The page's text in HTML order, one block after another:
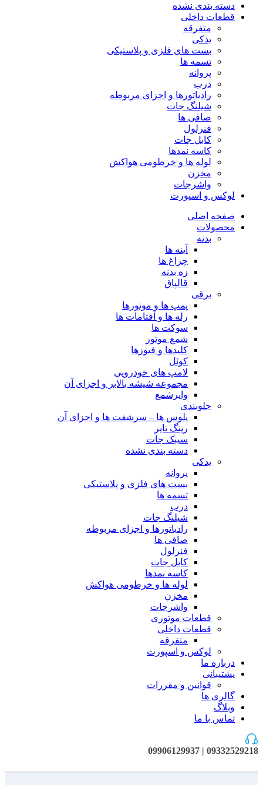
دسته بندی نشده
قطعات داخلی
متفرقه
یدکی
بست های فلزی و پلاستیکی
تسمه ها
پروانه
درب
رادیاتورها و اجزای مربوطه
شیلنگ جات
صافی ها
فنرلول
کابل جات
کاسه نمدها
لوله ها و خرطومی هواکش
مخزن
واشرجات
لوکس و اسپورت
صفحه اصلی
محصولات
بدنه
آینه ها
چراغ ها
زه بدنه
قالپاق
برقی
پمپ ها و موتورها
رله ها و آفتامات ها
سوکت ها
شمع موتور
کلیدها و فیوزها
کوئل
لامپ های خودرویی
مجموعه شیشه بالابر و اجزای آن
وایرشمع
جلوبندی
پلوس ها – سرشفت ها و اجزای آن
رینگ تایر
سیبک جات
دسته بندی نشده
یدکی
پروانه
بست های فلزی و پلاستیکی
تسمه ها
درب
شیلنگ جات
رادیاتورها و اجزای مربوطه
صافی ها
فنرلول
کابل جات
کاسه نمدها
لوله ها و خرطومی هواکش
مخزن
واشرجات
قطعات موتوری
قطعات داخلی
متفرقه
لوکس و اسپورت
درباره ما
پشتیبانی
قوانین و مقررات
گالری ها
وبلاگ
تماس با ما
09332529218 | 09906129937